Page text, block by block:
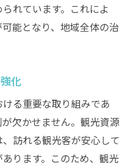
れています。これによ
能となり、地域全体の治
化
る重要な取り組みであ
欠かせません。観光資源
訪れる観光客が安心して
ります。このため、観光